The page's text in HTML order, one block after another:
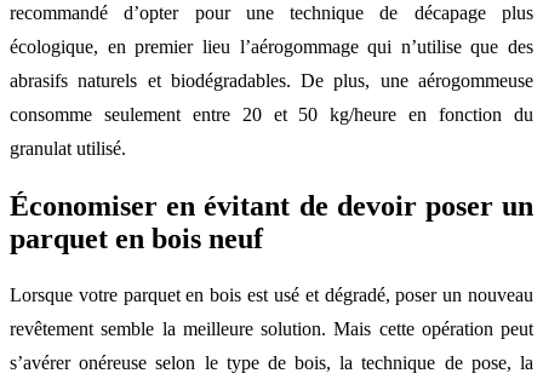
recommandé d’opter pour une technique de décapage plus
écologique, en premier lieu l’aérogommage qui n’utilise que des
abrasifs naturels et biodégradables. De plus, une aérogommeuse
consomme seulement entre 20 et 50 kg/heure en fonction du
granulat utilisé.
Économiser en évitant de devoir poser un
parquet en bois neuf
Lorsque votre parquet en bois est usé et dégradé, poser un nouveau
revêtement semble la meilleure solution. Mais cette opération peut
s’avérer onéreuse selon le type de bois, la technique de pose, la